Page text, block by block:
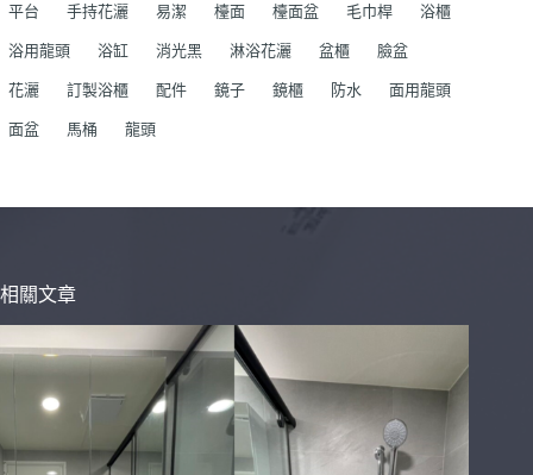
平台 手持花灑 易潔 檯面 檯面盆 毛巾桿 浴櫃
浴用龍頭 浴缸 消光黑 淋浴花灑 盆櫃 臉盆
花灑 訂製浴櫃 配件 鏡子 鏡櫃 防水 面用龍頭
面盆 馬桶 龍頭
相關文章